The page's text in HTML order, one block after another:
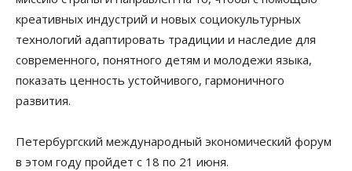
креативных индустрий и новых социокультурных
технологий адаптировать традиции и наследие для
современного, понятного детям и молодежи языка,
показать ценность устойчивого, гармоничного
развития.
Петербургский международный экономический форум
в этом году пройдет с 18 по 21 июня.